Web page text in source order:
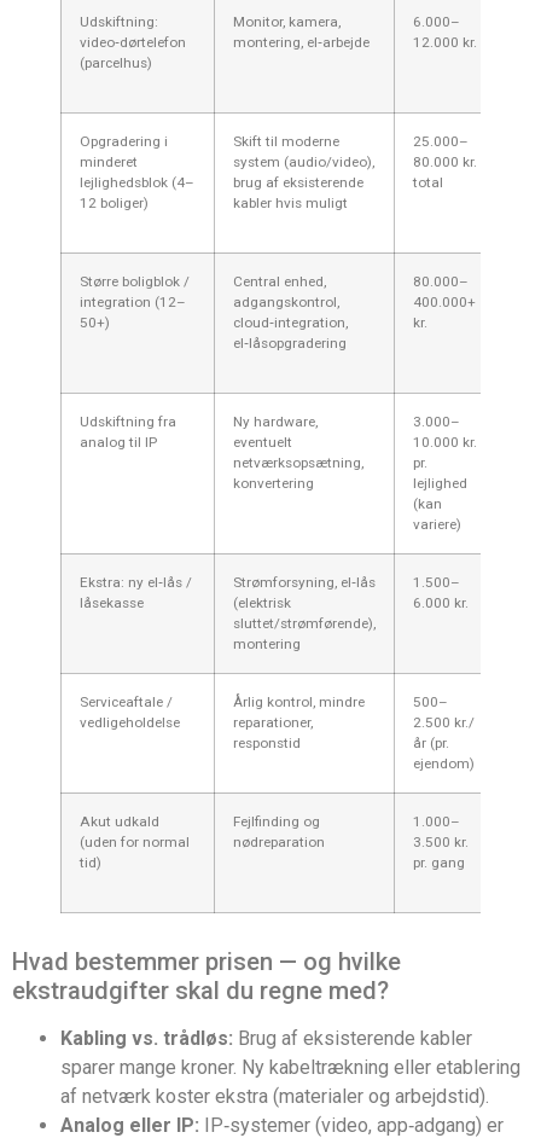
Udskiftning:
video‑dørtelefon
(parcelhus)
Monitor, kamera,
montering, el‑arbejde
6.000–
12.000 kr.
Opgradering i
minderet
lejlighedsblok (4–
12 boliger)
Skift til moderne
system (audio/video),
brug af eksisterende
kabler hvis muligt
25.000–
80.000 kr.
total
Større boligblok /
integration (12–
50+)
Central enhed,
adgangskontrol,
cloud‑integration,
el‑låsopgradering
80.000–
400.000+
kr.
Udskiftning fra
analog til IP
Ny hardware,
eventuelt
netværksopsætning,
konvertering
3.000–
10.000 kr.
pr.
lejlighed
(kan
variere)
Ekstra: ny el‑lås /
låsekasse
Strømforsyning, el‑lås
(elektrisk
sluttet/strømførende),
montering
1.500–
6.000 kr.
Serviceaftale /
vedligeholdelse
Årlig kontrol, mindre
reparationer,
responstid
500–
2.500 kr./
år (pr.
ejendom)
Akut udkald
(uden for normal
tid)
Fejlfinding og
nødreparation
1.000–
3.500 kr.
pr. gang
Hvad bestemmer prisen — og hvilke
ekstraudgifter skal du regne med?
Kabling vs. trådløs: Brug af eksisterende kabler
sparer mange kroner. Ny kabeltrækning eller etablering
af netværk koster ekstra (materialer og arbejdstid).
Analog eller IP: IP‑systemer (video, app‑adgang) er